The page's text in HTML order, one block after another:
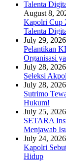
August 8,
Kapolri Cup
Talenta
July 29, 2026
Pelantikan
Organisasi
July 28, 2026
Seleksi
July 28, 2026
Sutrimo
Hukum!
July 25, 2026
SETARA
Menjawab
July 24, 2026
Kapolri
Hidup